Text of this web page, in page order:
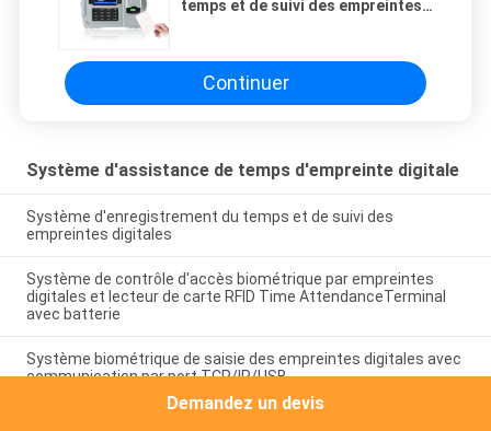
temps et de suivi des empreintes
Continuer
Système d'assistance de temps d'empreinte digitale
Système d'enregistrement du temps et de suivi des
empreintes digitales
Système de contrôle d'accès biométrique par empreintes
digitales et lecteur de carte RFID Time AttendanceTerminal
avec batterie
Système biométrique de saisie des empreintes digitales avec
communication par port TCP/IP/USB
Demandez un devis